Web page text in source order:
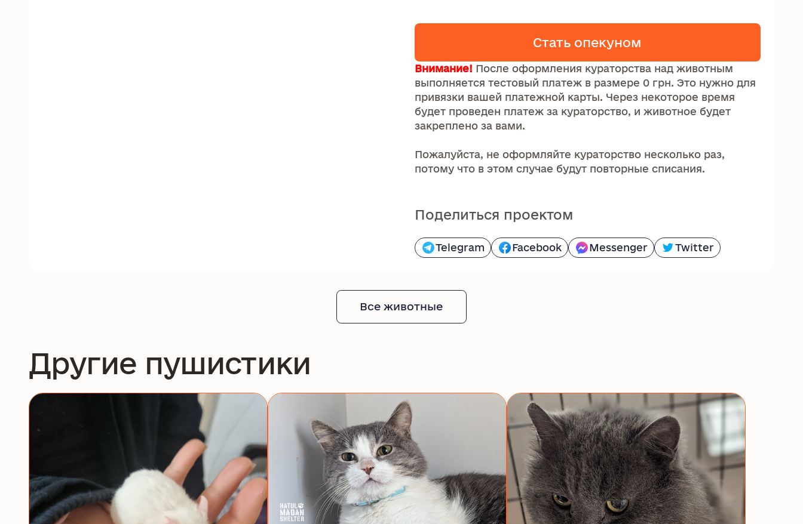
Стать опекуном
Внимание! После оформления кураторства над животным
выполняется тестовый платеж в размере 0 грн. Это нужно для
привязки вашей платежной карты. Через некоторое время
будет проведен платеж за кураторство, и животное будет
закреплено за вами.
Пожалуйста, не оформляйте кураторство несколько раз,
потому что в этом случае будут повторные списания.
Поделиться проектом
Telegram Facebook Messenger Twitter
Все животные
Другие пушистики